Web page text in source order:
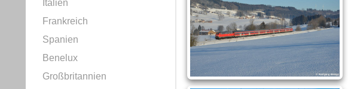
Italien
Frankreich
Spanien
Benelux
Großbritannien